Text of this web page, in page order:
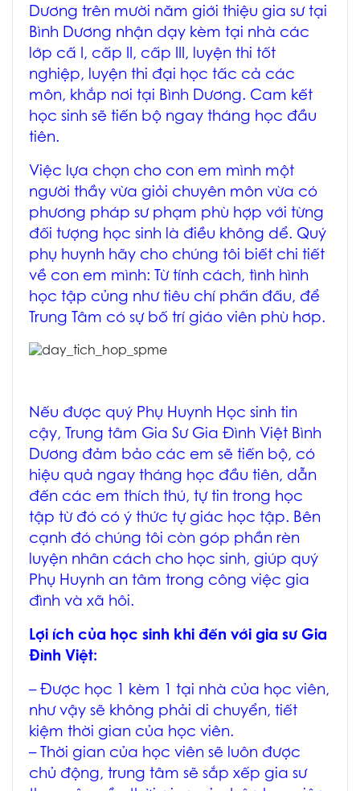
Dương trên mười năm giới thiệu gia sư tại
Bình Dương nhận dạy kèm tại nhà các
lớp cấ I, cấp II, cấp III, luyện thi tốt
nghiệp, luyện thi đại học tấc cả các
môn, khắp nơi tại Bình Dương. Cam kết
học sinh sẽ tiến bộ ngay tháng học đầu
tiên.
Việc lựa chọn cho con em mình một
người thầy vừa giỏi chuyên môn vừa có
phương pháp sư phạm phù hợp với từng
đối tượng học sinh là điều không dể. Quý
phụ huynh hãy cho chúng tôi biết chi tiết
về con em mình:
Từ tính cách, tình hình
học tập củng như tiêu chí phấn đấu, để
Trung Tâm có sự bố trí giáo viên phù hơp.
Nếu được quý Phụ Huynh Học sinh tin
cậy, Trung tâm Gia Sư Gia Đình Việt Bình
Dương đảm bảo các em sẽ tiến bộ, có
hiệu quả ngay tháng học đầu tiên, dẫn
đến các em thích thú, tự tin trong học
tập từ đó có ý thức tự giác học tập. Bên
cạnh đó chúng tôi còn góp phần rèn
luyện nhân cách cho học sinh, giúp quý
Phụ Huynh an tâm trong công việc gia
đình và xã hôi.
Lợi ích của học sinh khi đến với gia sư Gia
Đình Việt:
– Được học 1 kèm 1 tại nhà của học viên,
như vậy sẽ không phải di chuyển, tiết
kiệm thời gian của học viên.
– Thời gian của học viên sẽ luôn được
chủ động, trung tâm sẽ sắp xếp gia sư